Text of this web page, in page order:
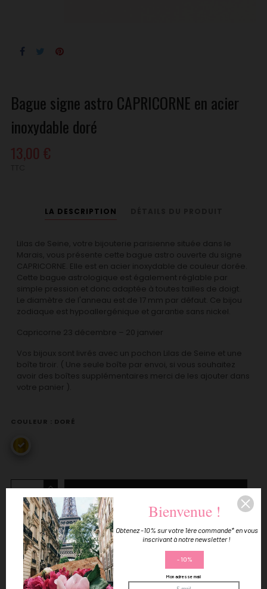
Bague signe astro CAPRICORNE en acier
inoxydable doré
13,00 €
LA DESCRIPTION
Lilas de Seine, votre bijouterie parisienne située dans le
Marais, vous présente cette bague astro ouverte du signe
CAPRICORNE. Elle est en acier inoxydable de couleur dorée.
Cette bague astrologique est également réglable par
simple pression et donc adaptée à toutes tailles de doigt.
Le diamètre de l'anneau est de 17 mm par défaut. Ce bijou
zodiaque est hypoallergénique et garantie sans nickel.
Capricorne 23 décembre – 20 janvier
Vos bijoux sont livrés avec un pochon Lilas de Seine et une
boîte tiroir. ( Une seule boîte par envoi, si vous souhaitez
avoir des boîtes supplémentaires merci de les ajouter dans
votre panier ).
COULEUR : DORÉ
doré
Hypoallergénique (sans nickel, plomb, ni cadmium)
Paiement sécurisé par carte bancaire
Bienvenue !
Obtenez -10% sur votre 1ère commande* en vous
inscrivant à notre newsletter !
- 10%
Mon adresse mail